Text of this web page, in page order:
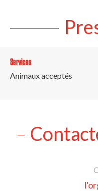
Services
Animaux acceptés